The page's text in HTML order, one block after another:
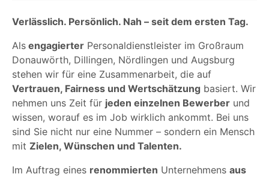
Verlässlich. Persönlich. Nah – seit dem ersten Tag.
Als engagierter Personaldienstleister im Großraum
Donauwörth, Dillingen, Nördlingen und Augsburg
stehen wir für eine Zusammenarbeit, die auf
Vertrauen, Fairness und Wertschätzung basiert. Wir
nehmen uns Zeit für jeden einzelnen Bewerber und
wissen, worauf es im Job wirklich ankommt. Bei uns
sind Sie nicht nur eine Nummer – sondern ein Mensch
mit Zielen, Wünschen und Talenten.
Im Auftrag eines renommierten Unternehmens aus